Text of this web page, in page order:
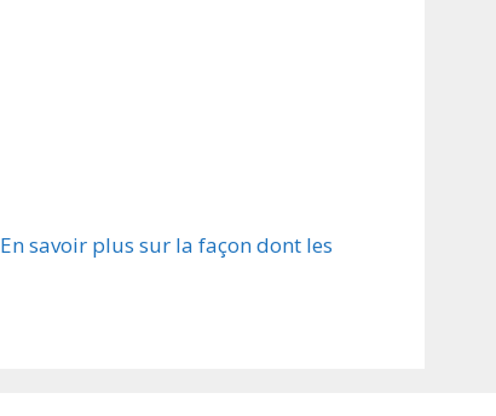
En savoir plus sur la façon dont les